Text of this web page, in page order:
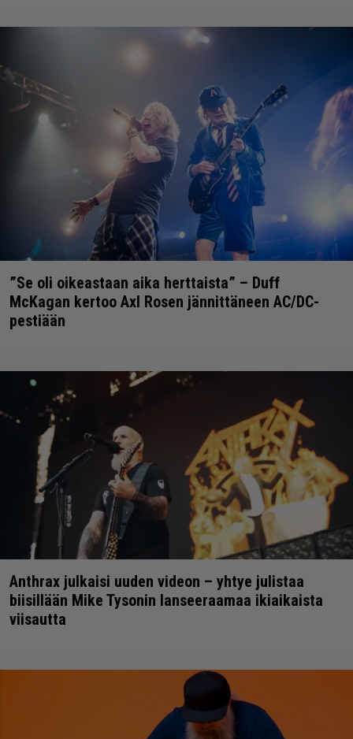
”Se oli oikeastaan aika herttaista” – Duff
McKagan kertoo Axl Rosen jännittäneen AC/DC-
pestiään
Anthrax julkaisi uuden videon – yhtye julistaa
biisillään Mike Tysonin lanseeraamaa ikiaikaista
viisautta